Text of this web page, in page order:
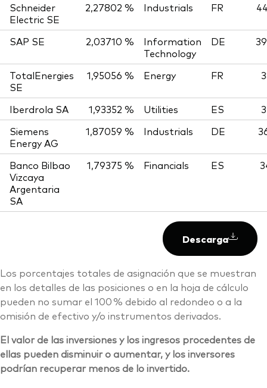
Schneider
Electric SE
2,27802 % Industrials FR
SAP SE 2,03710 %
Information
Technology
DE
TotalEnergies
SE
1,95056 % Energy FR
Iberdrola SA 1,93352 % Utilities ES
Siemens
Energy AG
1,87059 % Industrials DE
Banco Bilbao
Vizcaya
Argentaria
SA
1,79375 % Financials ES
Descarga
Los porcentajes totales de asignación que se muestran
en los detalles de las posiciones o en la hoja de cálculo
pueden no sumar el 100 % debido al redondeo o a la
omisión de efectivo y/o instrumentos derivados.
El valor de las inversiones y los ingresos procedentes de
ellas pueden disminuir o aumentar, y los inversores
podrían recuperar menos de lo invertido.